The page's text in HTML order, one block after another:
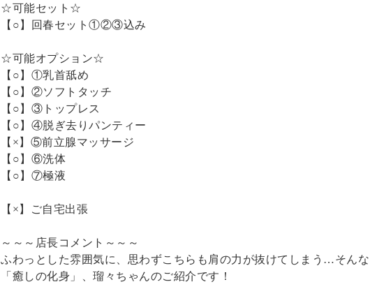
☆可能セット☆
【○】回春セット①②③込み
☆可能オプション☆
【○】①乳首舐め
【○】②ソフトタッチ
【○】③トップレス
【○】④脱ぎ去りパンティー
【×】⑤前立腺マッサージ
【○】⑥洗体
【○】⑦極液
【×】ご自宅出張
～～～店長コメント～～～
ふわっとした雰囲気に、思わずこちらも肩の力が抜けてしまう…そんな
「癒しの化身」、瑠々ちゃんのご紹介です！